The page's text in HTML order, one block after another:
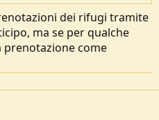
dei rifugi tramite
ma se per qualche
prenotazione come